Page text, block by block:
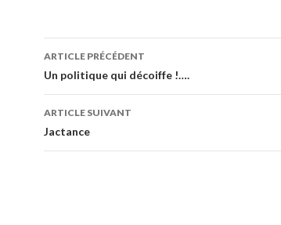
Navigation
des
articles
ARTICLE PRÉCÉDENT
Un politique qui décoiffe !….
ARTICLE SUIVANT
Jactance